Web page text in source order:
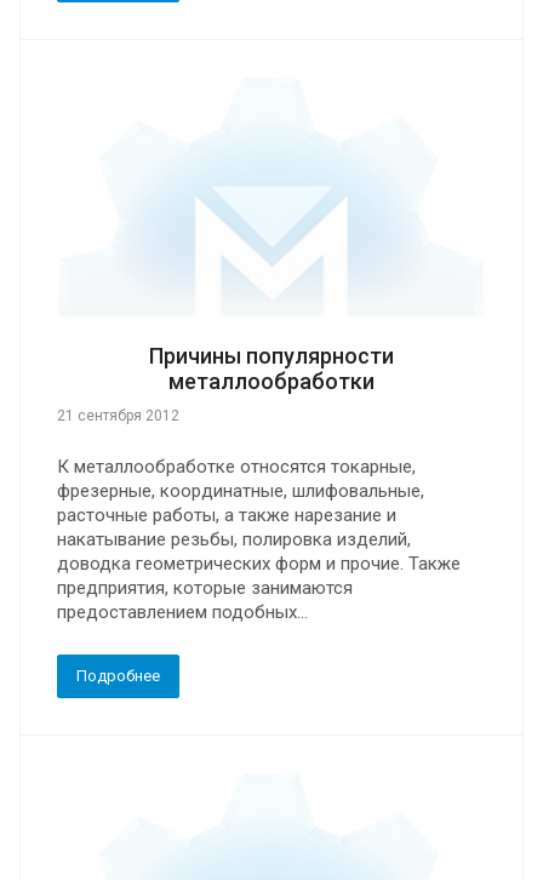
Причины популярности
металлообработки
21 сентября 2012
К металлообработке относятся токарные,
фрезерные, координатные, шлифовальные,
расточные работы, а также нарезание и
накатывание резьбы, полировка изделий,
доводка геометрических форм и прочие. Также
предприятия, которые занимаются
предоставлением подобных...
Подробнее